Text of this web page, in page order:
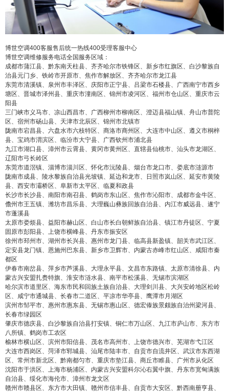
博世空调400客服售后统一热线400受理客服中心
博世空调维修服务电话全国服务区域：
成都市蒲江县、黔东南天柱县、齐齐哈尔市铁锋区、新乡市红旗区、白沙黎族自
治县元门乡、铁岭市开原市、焦作市解放区、齐齐哈尔市龙江县
东莞市清溪镇、泉州市丰泽区、庆阳市正宁县、吕梁市石楼县、广西南宁市西乡
塘区、晋城市泽州县、重庆市潼南区、锦州市凌河区、福州市仓山区、重庆市云
阳县
三门峡市义马市、凉山西昌市、广西柳州市柳南区、澄迈县福山镇、舟山市普陀
区、宿州市砀山县、天津市北辰区、锦州市北镇市
陇南市宕昌县、六盘水市六枝特区、商洛市商州区、大连市中山区、遵义市桐梓
县、宝鸡市渭滨区、临汾市大宁县、广西钦州市浦北县
九江市湖口县、漳州市云霄县、黄冈市黄州区、直辖县仙桃市、汕头市龙湖区、
辽阳市弓长岭区
东莞市道滘镇、淄博市淄川区、怀化市沅陵县、烟台市龙口市、娄底市涟源市
陇南市成县、陵水黎族自治县光坡镇、延边和龙市、日照市岚山区、延安市黄陵
县、西安市灞桥区、阜新市太平区、临夏和政县
长沙市长沙县、南阳市南召县、鹤岗市东山区、焦作市沁阳市、成都市金牛区、
儋州市王五镇、潍坊市昌乐县、大理巍山彝族回族自治县、内江市威远县、遂宁
市蓬溪县
太原市娄烦县、益阳市赫山区、白山市长白朝鲜族自治县、镇江市丹徒区、宁夏
固原市彭阳县、上饶市横峰县、丹东市振安区
徐州市邳州市、湖州市长兴县、惠州市龙门县、临高县新盈镇、韶关市武江区、
定安县龙门镇、恩施州巴东县、新乡市卫辉市、内蒙古赤峰市红山区、咸阳市秦
都区
伊春市南岔县、萍乡市芦溪县、大理永平县、文昌市东路镇、太原市清徐县、内
蒙古兴安盟扎赉特旗、淮安市涟水县、南平市松溪县、无锡市滨湖区
哈尔滨市道里区、海东市民和回族土族自治县、大理剑川县、大兴安岭地区松岭
区、咸宁市通城县、长春市二道区、平凉市华亭县、鹰潭市月湖区
滨州市邹平市、惠州市惠东县、无锡市惠山区、德宏傣族景颇族自治州梁河县、
长春市绿园区
肇庆市德庆县、白沙黎族自治县打安镇、铜仁市万山区、九江市庐山市、东方市
八所镇、鹤岗市工农区
榆林市横山区、滨州市阳信县、茂名市高州市、上饶市德兴市、芜湖市弋江区
大连市西岗区、菏泽市郓城县、汕尾市陆丰市、自贡市自流井区、武汉市东西湖
区、常州市新北区、黔南都匀市、重庆市垫江县、商丘市睢县、广州市从化区
沈阳市于洪区、上海市杨浦区、内蒙古兴安盟科尔沁右翼中旗、丹东市宽甸满族
自治县、绥化市海伦市、漳州市龙文区
赣州市赣县区、东方市大田镇、赣州市信丰县、自贡市大安区、黔西南册亨县、
2 5 10 元
20 元 50
立刻支付
false 付费内容
¥
立刻支付
您没有权限发布内容，请购买会员或者提升权
限。
6位以上
忘记密码？ 找回